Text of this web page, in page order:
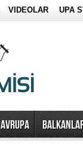
VIDEOLAR UPA
AVRUPA